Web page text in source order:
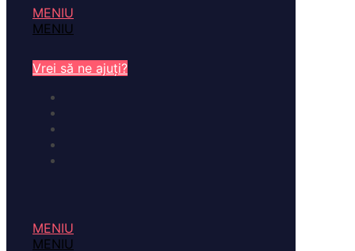
MENIU
MENIU
Vrei să ne ajuți?
MENIU
MENIU